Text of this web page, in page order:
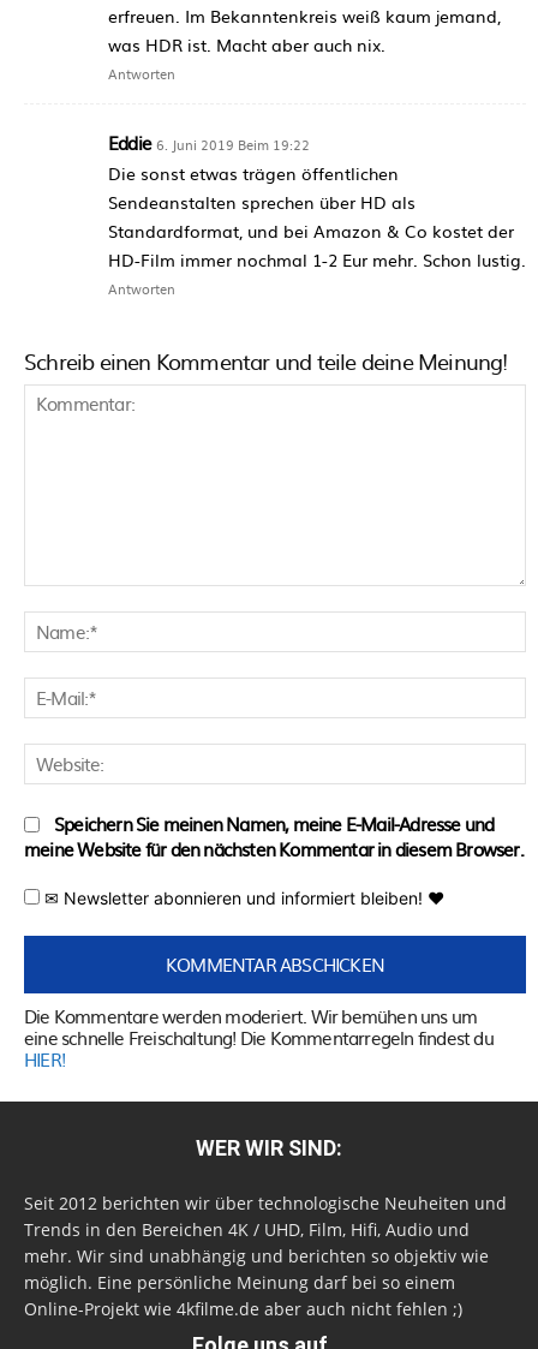
erfreuen. Im Bekanntenkreis weiß kaum jemand,
was HDR ist. Macht aber auch nix.
Antworten
Eddie 6. Juni 2019 Beim 19:22
Die sonst etwas trägen öffentlichen
Sendeanstalten sprechen über HD als
Standardformat, und bei Amazon & Co kostet der
HD-Film immer nochmal 1-2 Eur mehr. Schon lustig.
Antworten
Schreib einen Kommentar und teile deine Meinung!
Speichern Sie meinen Namen, meine E-Mail-Adresse und
meine Website für den nächsten Kommentar in diesem Browser.
✉ Newsletter abonnieren und informiert bleiben! ♥
Die Kommentare werden moderiert. Wir bemühen uns um
eine schnelle Freischaltung! Die Kommentarregeln findest du
HIER!
WER WIR SIND:
Seit 2012 berichten wir über technologische Neuheiten und
Trends in den Bereichen 4K / UHD, Film, Hifi, Audio und
mehr. Wir sind unabhängig und berichten so objektiv wie
möglich. Eine persönliche Meinung darf bei so einem
Online-Projekt wie 4kfilme.de aber auch nicht fehlen ;)